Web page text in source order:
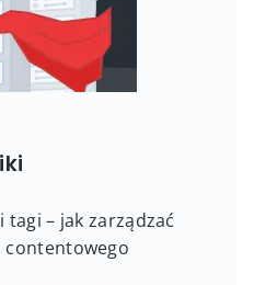
– jak zarządzać